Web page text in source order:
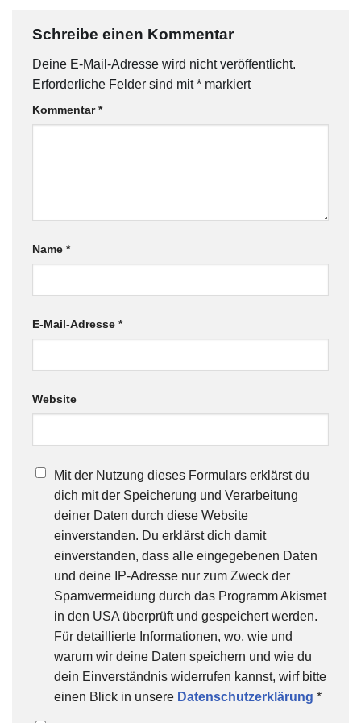
Schreibe einen Kommentar
Deine E-Mail-Adresse wird nicht veröffentlicht.
Erforderliche Felder sind mit* markiert
Kommentar*
Name *
E-Mail-Adresse *
Website
Mit der Nutzung dieses Formulars erklärst du
dich mit der Speicherung und Verarbeitung
deiner Daten durch diese Website
einverstanden. Du erklärst dich damit
einverstanden, dass alle eingegebenen Daten
und deine IP-Adresse nur zum Zweck der
Spamvermeidung durch das Programm Akismet
in den USA überprüft und gespeichert werden.
Für detaillierte Informationen, wo, wie und
warum wir deine Daten speichern und wie du
dein Einverständnis widerrufen kannst, wirf bitte
einen Blick in unsere Datenschutzerklärung *